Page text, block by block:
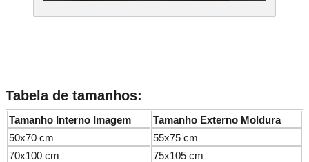
Tabela de tamanhos:
Tamanho Interno Imagem
Tamanho Externo Moldura
50x70 cm
55x75 cm
70x100 cm
75x105 cm